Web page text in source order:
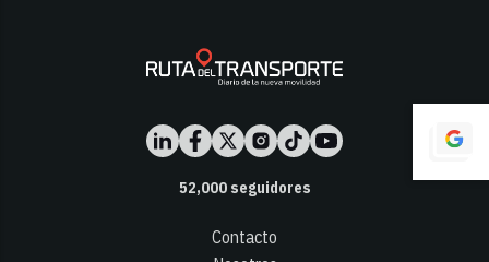
52,000seguidores
Contacto